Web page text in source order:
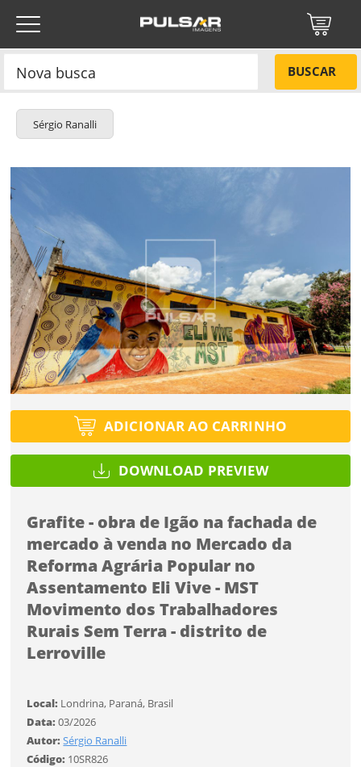
BUSCAR
Sérgio Ranalli
ADICIONAR AO CARRINHO
DOWNLOAD PREVIEW
Grafite - obra de Igão na fachada de
mercado à venda no Mercado da
Reforma Agrária Popular no
Assentamento Eli Vive - MST
Movimento dos Trabalhadores
Rurais Sem Terra - distrito de
Lerroville
Local: Londrina, Paraná, Brasil
Data:03/2026
Autor:Sérgio Ranalli
Código: 10SR826
Título do projeto
Selecione
Utilização
Tamanho
Códigos
Título do projeto
Tipo de projeto
Selecione
Utilização
Formato
Tamanho
Você ainda não tem conta?
CADASTRE-SE
ENTRAR
ENVIAR
Protegido por reCAPTCHA —Privacidade·Termos
SALVAR
NÃO
SIM
Título do projeto
Tipo de projeto
Selecione
Utilização
Tamanho
Tamanho PR$ 57,00
Tamanho MR$ 114,00
Tamanho GR$ 171,00